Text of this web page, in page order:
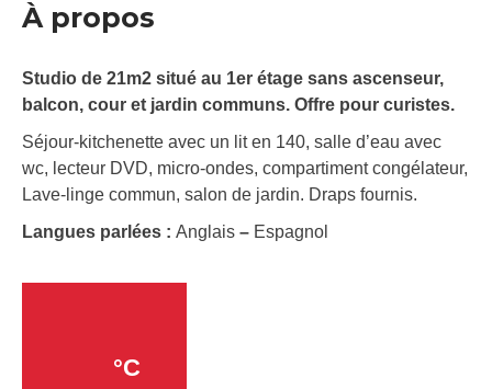
À propos
Studio de 21m2 situé au 1er étage sans ascenseur,
balcon, cour et jardin communs. Offre pour curistes.
Séjour-kitchenette avec un lit en 140, salle d’eau avec
wc, lecteur DVD, micro-ondes, compartiment congélateur,
Lave-linge commun, salon de jardin. Draps fournis.
Langues parlées : Anglais – Espagnol